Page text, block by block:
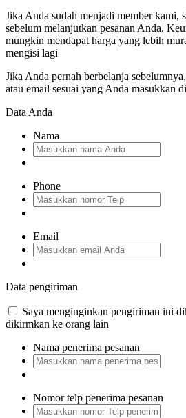
Jika Anda sudah menjadi member kami,
sebelum melanjutkan pesanan Anda.
mungkin mendapat harga yang lebih
mengisi lagi
Jika Anda pernah berbelanja
atau email sesuai yang Anda masukkan
Data Anda
Nama
Phone
Email
Data pengiriman
Saya menginginkan pengiriman ini
dikirmkan ke orang lain
Nama penerima pesanan
Nomor telp penerima pesanan